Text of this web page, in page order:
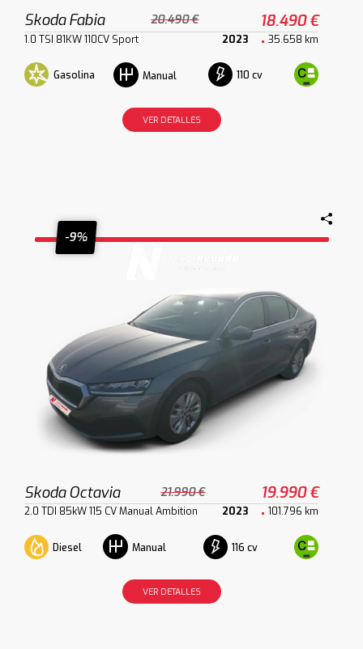
Skoda Fabia 20.490 € 18.490 €
1.0 TSI 81KW 110CV Sport 2023 35.658 km
Gasolina Manual 110 cv
VER DETALLES
-9%
Skoda Octavia 21.990 € 19.990 €
2.0 TDI 85kW 115 CV Manual Ambition 2023 101.796 km
Diesel Manual 116 cv
VER DETALLES